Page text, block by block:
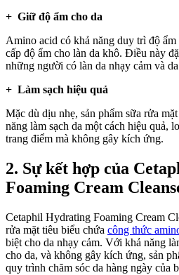
+ Giữ độ ẩm cho da
Amino acid có khả năng duy trì độ
cấp độ ẩm cho làn da khô. Điều này
những người có làn da nhạy cảm và
+ Làm sạch hiệu quả
Mặc dù dịu nhẹ, sản phẩm sữa rửa
năng làm sạch da một cách hiệu quả,
trang điểm mà không gây kích ứng.
2. Sự kết hợp của
Foaming Cream
Cetaphil Hydrating Foaming Cream
rửa mặt tiêu biểu chứa công thức
biệt cho da nhạy cảm. Với khả năng
cho da, và không gây kích ứng, sản
quy trình chăm sóc da hàng ngày của